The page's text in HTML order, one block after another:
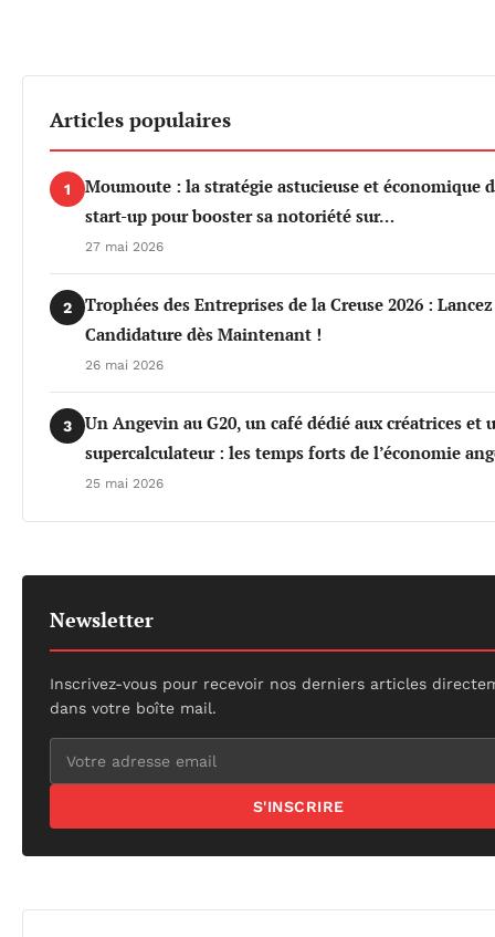
Articles populaires
1
Moumoute : la stratégie astucieuse et économique
start-up pour booster sa notoriété sur…
27 mai 2026
2
Trophées des Entreprises de la Creuse 2026 :
Candidature dès Maintenant !
26 mai 2026
3
Un Angevin au G20, un café dédié aux créatrices et
supercalculateur : les temps forts de l’économie
25 mai 2026
Newsletter
Inscrivez-vous pour recevoir nos derniers articles
dans votre boîte mail.
S'INSCRIRE